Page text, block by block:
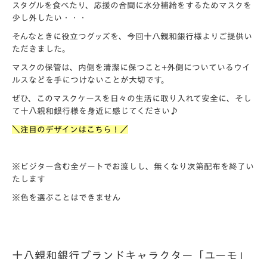
スタグルを食べたり、応援の合間に水分補給をするためマスクを
少し外したい・・・
そんなときに役立つグッズを、今回十八親和銀行様よりご提供い
ただきました。
マスクの保管は、内側を清潔に保つこと+外側についているウイ
ルスなどを手につけないことが大切です。
ぜひ、このマスクケースを日々の生活に取り入れて安全に、そし
て十八親和銀行様を身近に感じてください♪
＼注目のデザインはこちら！／
※ビジター含む全ゲートでお渡しし、無くなり次第配布を終了い
たします
※色を選ぶことはできません
十八親和銀行ブランドキャラクター「ユーモ」